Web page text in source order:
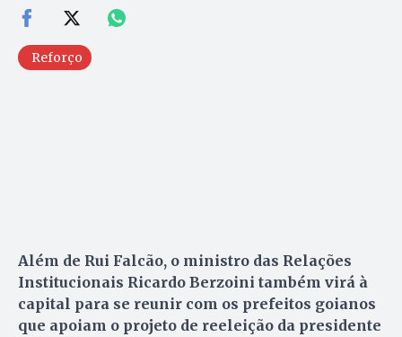
Reforço
Além de Rui Falcão, o ministro das Relações
Institucionais Ricardo Berzoini também virá à
capital para se reunir com os prefeitos goianos
que apoiam o projeto de reeleição da presidente